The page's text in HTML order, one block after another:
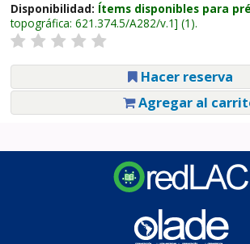
Disponibilidad: Ítems disponibles para
topográfica: 621.374.5/A282/v.1 (1).
Hacer reserva
Agregar al